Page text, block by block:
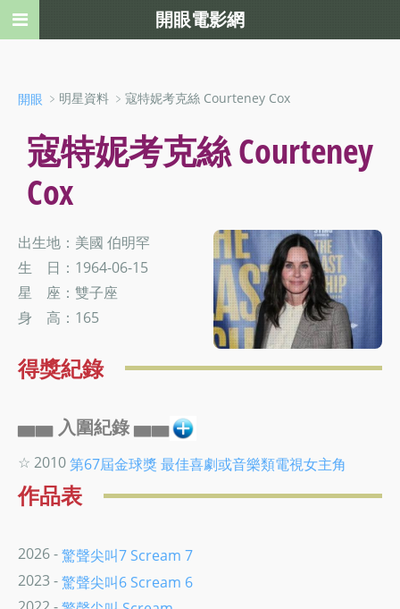
開眼 ﹥明星資料 ﹥寇特妮考克絲 Courteney Cox
寇特妮考克絲 Courteney
Cox
出生地：美國 伯明罕
生 日：1964-06-15
星 座：雙子座
身 高：165
得獎紀錄
▅▅ 入圍紀錄 ▅▅
☆ 2010第67屆金球獎最佳喜劇或音樂類電視女主角
作品表
2026 -驚聲尖叫7 Scream 7
2023 -驚聲尖叫6 Scream 6
開眼電影網